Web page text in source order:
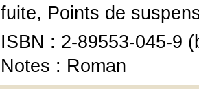
fuite, Points de
ISBN : 2-89553-045-9
Notes : Roman